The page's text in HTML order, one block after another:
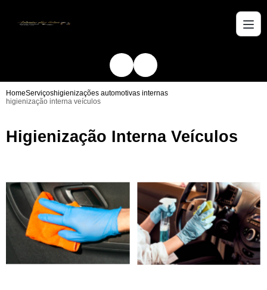
HomeServiçoshigienizações automotivas internas
higienização interna veículos
Higienização Interna Veículos